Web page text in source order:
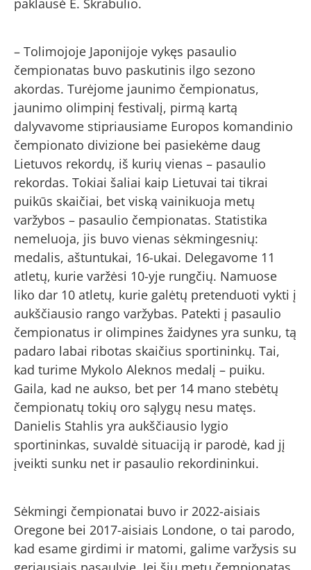
– Tolimojoje Japonijoje vykęs pasaulio
čempionatas buvo paskutinis ilgo sezono
akordas. Turėjome jaunimo čempionatus,
jaunimo olimpinį festivalį, pirmą kartą
dalyvavome stipriausiame Europos komandinio
čempionato divizione bei pasiekėme daug
Lietuvos rekordų, iš kurių vienas – pasaulio
rekordas. Tokiai šaliai kaip Lietuvai tai tikrai
puikūs skaičiai, bet viską vainikuoja metų
varžybos – pasaulio čempionatas. Statistika
nemeluoja, jis buvo vienas sėkmingesnių:
medalis, aštuntukai, 16-ukai. Delegavome 11
atletų, kurie varžėsi 10-yje rungčių. Namuose
liko dar 10 atletų, kurie galėtų pretenduoti vykti į
aukščiausio rango varžybas. Patekti į pasaulio
čempionatus ir olimpines žaidynes yra sunku, tą
padaro labai ribotas skaičius sportininkų. Tai,
kad turime Mykolo Aleknos medalį – puiku.
Gaila, kad ne aukso, bet per 14 mano stebėtų
čempionatų tokių oro sąlygų nesu matęs.
Danielis Stahlis yra aukščiausio lygio
sportininkas, suvaldė situaciją ir parodė, kad jį
įveikti sunku net ir pasaulio rekordininkui.
Sėkmingi čempionatai buvo ir 2022-aisiais
Oregone bei 2017-aisiais Londone, o tai parodo,
kad esame girdimi ir matomi, galime varžysis su